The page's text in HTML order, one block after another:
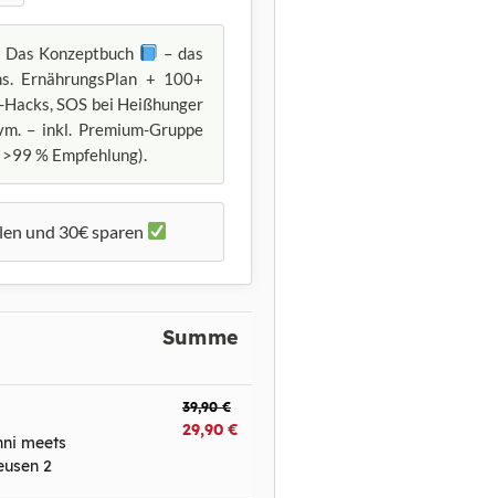
Das Konzeptbuch
– das
ErnährungsPlan + 100+
SOS bei Heißhunger
– inkl. Premium-Gruppe
% Empfehlung).
und 30€ sparen
Summe
meets
2
39,90€
29,90 €